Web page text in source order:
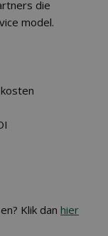
die
model.
Klik dan hier